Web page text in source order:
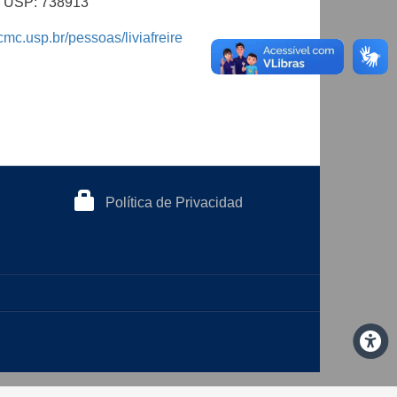
pessoas/liviafreire
Política de Privacidad